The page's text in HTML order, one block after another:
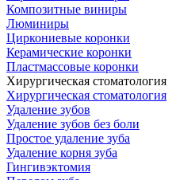
Композитные виниры
Люминиры
Циркониевые коронки
Керамические коронки
Пластмассовые коронки
Хирургическая стоматология
Хирургическая стоматология
Удаление зубов
Удаление зубов без боли
Простое удаление зуба
Удаление корня зуба
Гингивэктомия